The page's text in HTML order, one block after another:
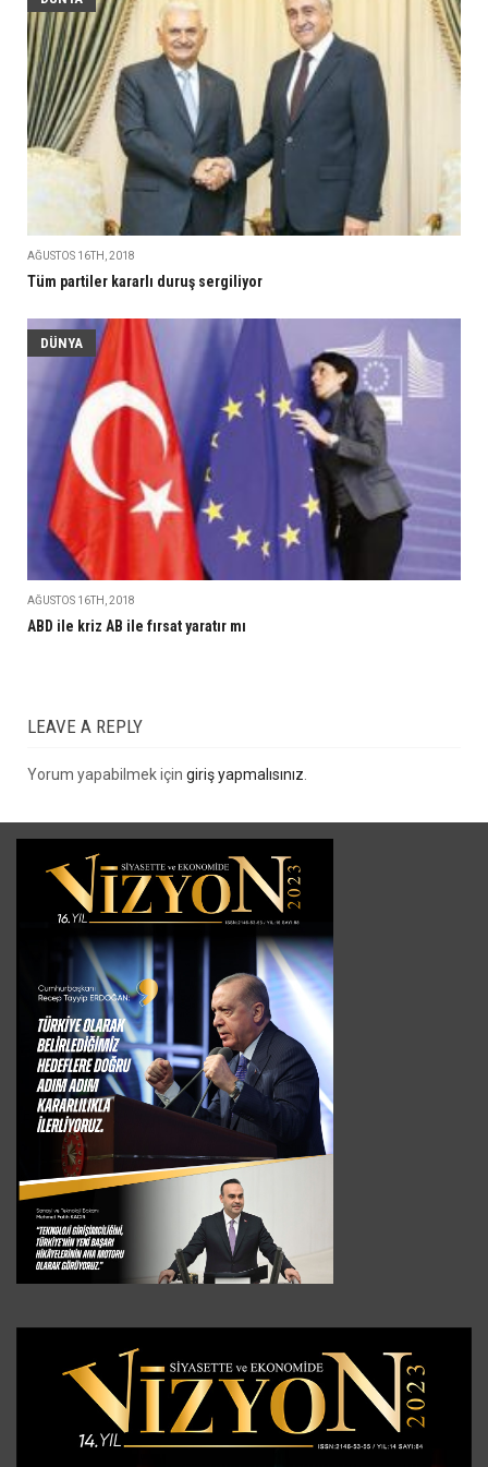
AĞUSTOS 16TH, 2018
Tüm partiler kararlı duruş sergiliyor
DÜNYA
AĞUSTOS 16TH, 2018
ABD ile kriz AB ile fırsat yaratır mı
LEAVE A REPLY
Yorum yapabilmek için giriş yapmalısınız.